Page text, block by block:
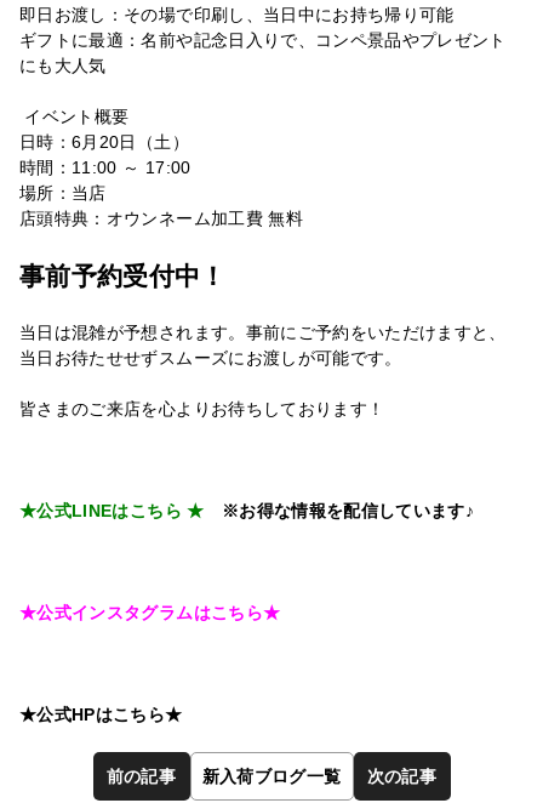
即日お渡し：その場で印刷し、当日中にお持ち帰り可能
ギフトに最適：名前や記念日入りで、
コンペ景品やプレゼント
にも大人気
イベント概要
日時：6月20日（土）
時間：11:00 ～ 17:00
場所：当店
店頭特典：オウンネーム加工費 無料
事前予約受付中！
当日は混雑が予想されます。事前にご予約をいただけますと、
当日お待たせせずスムーズにお渡しが可能です。
皆さまのご来店を心よりお待ちしております！
★公式LINEはこちら ★ ※お得な情報を配信しています♪
★公式インスタグラムはこちら★
★公式HPはこちら★
前の記事 新入荷ブログ一覧 次の記事